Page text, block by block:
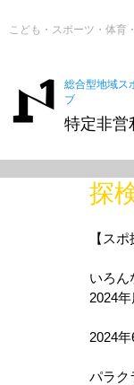
こども・スポーツ・体
総合型地域ス
ブ
特定非営
探
【ス
いろん
2024
2024
パラク